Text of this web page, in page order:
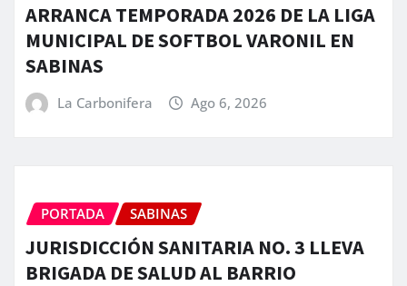
ARRANCA TEMPORADA 2026 DE LA LIGA
MUNICIPAL DE SOFTBOL VARONIL EN
SABINAS
La Carbonifera Ago 6, 2026
PORTADA SABINAS
JURISDICCIÓN SANITARIA NO. 3 LLEVA
BRIGADA DE SALUD AL BARRIO